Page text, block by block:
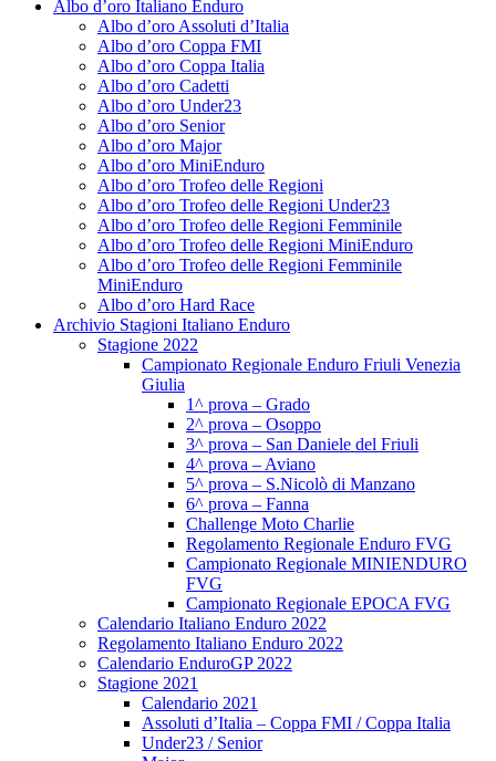
Albo d’oro Italiano Enduro
Albo d’oro Assoluti d’Italia
Albo d’oro Coppa FMI
Albo d’oro Coppa Italia
Albo d’oro Cadetti
Albo d’oro Under23
Albo d’oro Senior
Albo d’oro Major
Albo d’oro MiniEnduro
Albo d’oro Trofeo delle Regioni
Albo d’oro Trofeo delle Regioni Under23
Albo d’oro Trofeo delle Regioni Femminile
Albo d’oro Trofeo delle Regioni MiniEnduro
Albo d’oro Trofeo delle Regioni Femminile
MiniEnduro
Albo d’oro Hard Race
Archivio Stagioni Italiano Enduro
Stagione 2022
Campionato Regionale Enduro Friuli Venezia
Giulia
1^ prova – Grado
2^ prova – Osoppo
3^ prova – San Daniele del Friuli
4^ prova – Aviano
5^ prova – S.Nicolò di Manzano
6^ prova – Fanna
Challenge Moto Charlie
Regolamento Regionale Enduro FVG
Campionato Regionale MINIENDURO
FVG
Campionato Regionale EPOCA FVG
Calendario Italiano Enduro 2022
Regolamento Italiano Enduro 2022
Calendario EnduroGP 2022
Stagione 2021
Calendario 2021
Assoluti d’Italia – Coppa FMI / Coppa Italia
Under23 / Senior